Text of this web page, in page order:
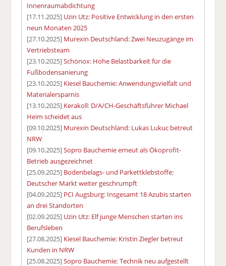
Innenraumabdichtung
[17.11.2025] Uzin Utz: Positive Entwicklung in den ersten
neun Monaten 2025
[27.10.2025] Murexin Deutschland: Zwei Neuzugänge im
Vertriebsteam
[23.10.2025]Schönox: Hohe Belastbarkeit für die
Fußbodensanierung
[23.10.2025] Kiesel Bauchemie: Anwendungsvielfalt und
Materialersparnis
[13.10.2025] Kerakoll: D/A/CH-Geschäftsführer Michael
Heim scheidet aus
[09.10.2025] Murexin Deutschland: Lukas Lukuc betreut
NRW
[09.10.2025]Sopro Bauchemie erneut als Ökoprofit-
Betrieb ausgezeichnet
[25.09.2025] Bodenbelags- und Parkettklebstoffe:
Deutscher Markt weiter geschrumpft
[04.09.2025] PCI Augsburg: Insgesamt 18 Azubis starten
an drei Standorten
[02.09.2025] Uzin Utz: Elf junge Menschen starten ins
Berufsleben
[27.08.2025] Kiesel Bauchemie: Kristin Ziegler betreut
Kunden in NRW
[25.08.2025]Sopro Bauchemie: Technik neu aufgestellt